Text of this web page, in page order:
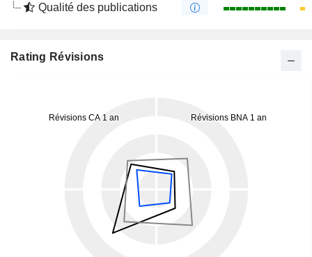
Qualité des publications
Rating Révisions